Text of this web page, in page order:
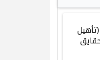
(تأهيل